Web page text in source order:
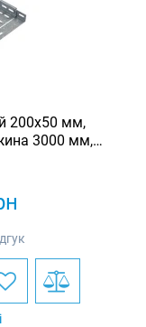
200х50 мм,
3000 мм,